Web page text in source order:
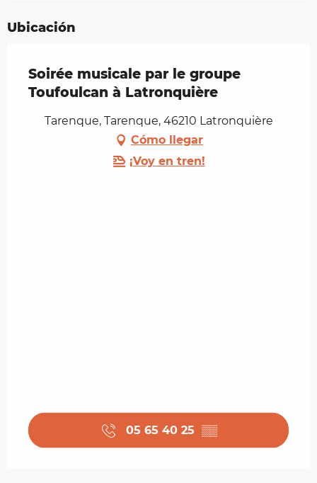
Ubicación
Soirée musicale par le groupe
Toufoulcan à Latronquière
Tarenque, Tarenque, 46210 Latronquière
Cómo llegar
¡Voy en tren!
05 65 40 25 ▒▒